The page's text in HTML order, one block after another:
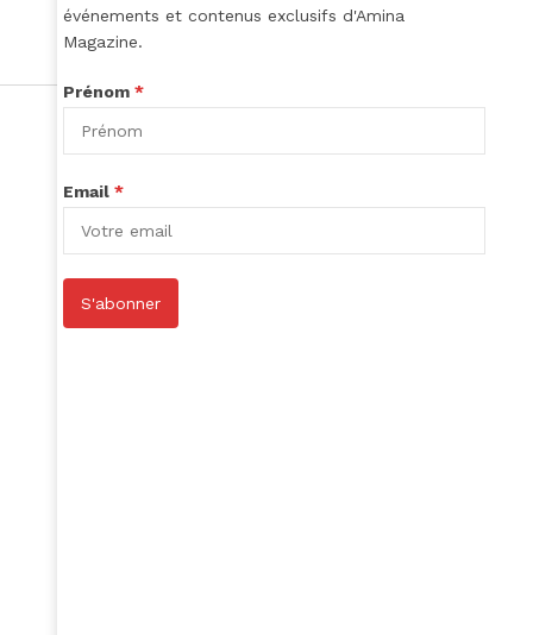
événements et contenus exclusifs d'Amina
Magazine.
Prénom *
Email *
S'abonner